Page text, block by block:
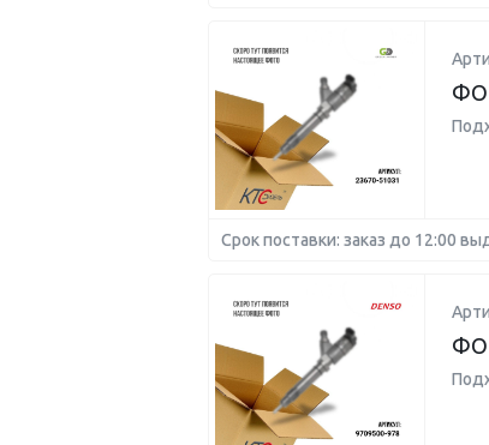
Срок поставки: заказ до 12:00